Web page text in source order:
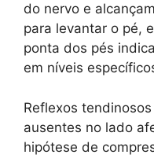
do nervo e
para levantar o pé,
ponta dos pés
em níveis
Reflexos
ausentes no lado
hipótese de